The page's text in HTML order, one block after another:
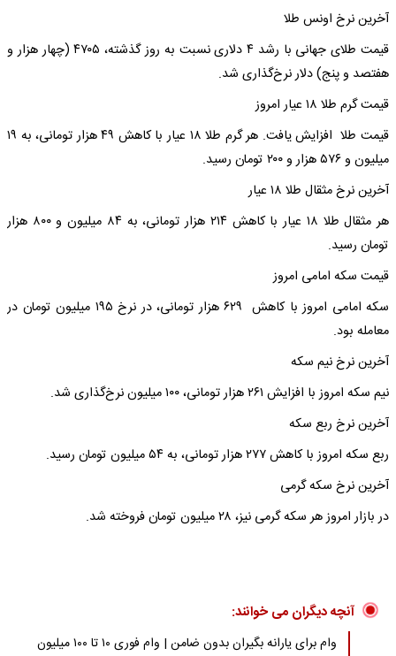
آخرین نرخ اونس طلا
قیمت طلای جهانی با رشد ۴ دلاری نسبت به روز گذشته، ۴۷۰۵ (چهار هزار و
هفتصد و پنج) دلار نرخ‌گذاری شد.
قیمت گرم طلا ۱۸ عیار امروز
قیمت طلا افزایش یافت. هر گرم طلا ۱۸ عیار با کاهش ۴۹ هزار تومانی، به ۱۹
میلیون و ۵۷۶ هزار و ۲۰۰ تومان رسید.
آخرین نرخ مثقال طلا ۱۸ عیار
هر مثقال طلا ۱۸ عیار با کاهش ۲۱۴ هزار تومانی، به ۸۴ میلیون و ۸۰۰ هزار
تومان رسید‌.
قیمت سکه امامی امروز
سکه امامی امروز با کاهش ۶۲۹ هزار تومانی، در نرخ ۱۹۵ میلیون تومان در
معامله بود.
آخرین نرخ نیم سکه
نیم سکه امروز با افزایش ۲۶۱ هزار تومانی، ۱۰۰ میلیون نرخ‌گذاری شد.
آخرین نرخ ربع سکه
ربع سکه امروز با کاهش ۲۷۷ هزار تومانی، به ۵۴ میلیون تومان رسید.
آخرین نرخ سکه گرمی
در بازار امروز هر سکه گرمی نیز، ۲۸ میلیون تومان فروخته شد.
آنچه دیگران می خوانند:
وام برای یارانه بگیران بدون ضامن | وام فوری ۱۰ تا ۱۰۰ میلیون